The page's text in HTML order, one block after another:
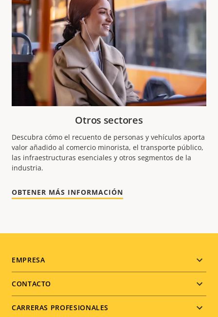
Otros sectores
Descubra cómo el recuento de personas y vehículos aporta
valor añadido al comercio minorista, el transporte público,
las infraestructuras esenciales y otros segmentos de la
industria.
OBTENER MÁS INFORMACIÓN
Footer
menu
EMPRESA
CONTACTO
CARRERAS PROFESIONALES